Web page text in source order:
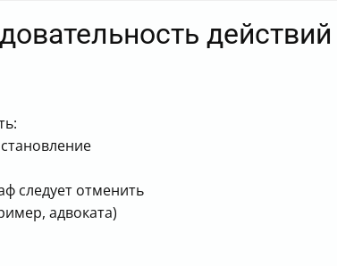
действий
следует отменить
адвоката)